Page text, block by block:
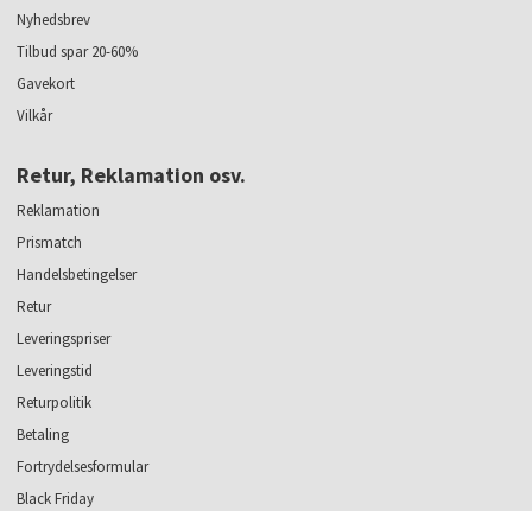
Nyhedsbrev
Tilbud spar 20-60%
Gavekort
Vilkår
Retur, Reklamation osv.
Reklamation
Prismatch
Handelsbetingelser
Retur
Leveringspriser
Leveringstid
Returpolitik
Betaling
Fortrydelsesformular
Black Friday